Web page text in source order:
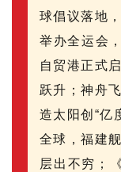
球倡议落地
举办全运会
自贸港正式
跃升；神舟
造太阳创“亿
全球，福建
层出不穷；